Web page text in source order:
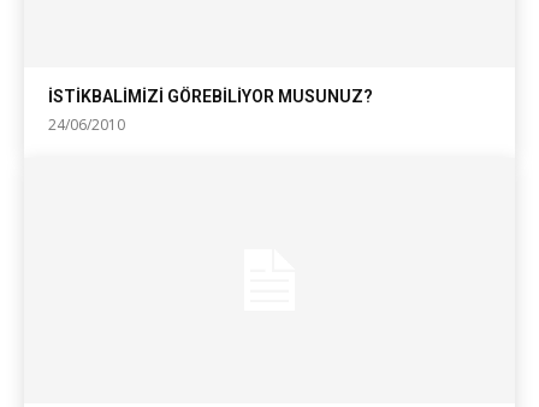
İSTİKBALİMİZİ GÖREBİLİYOR MUSUNUZ?
24/06/2010